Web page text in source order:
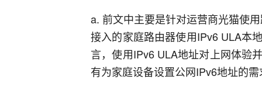
a. 前文中主要是针对运营商光猫使
接入的家庭路由器使用IPv6 ULA本
言，使用IPv6 ULA地址对上网体验
有为家庭设备设置公网IPv6地址的